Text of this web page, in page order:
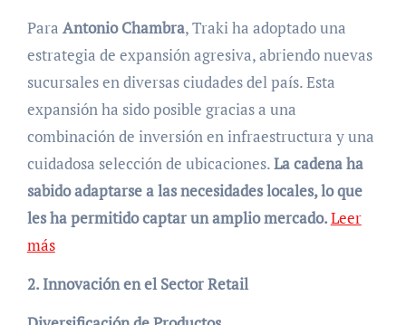
Para Antonio Chambra, Traki ha adoptado una
estrategia de expansión agresiva, abriendo nuevas
sucursales en diversas ciudades del país. Esta
expansión ha sido posible gracias a una
combinación de inversión en infraestructura y una
cuidadosa selección de ubicaciones.La cadena ha
sabido adaptarse a las necesidades locales, lo que
les ha permitido captar un amplio mercado.Leer
más
2. Innovación en el Sector Retail